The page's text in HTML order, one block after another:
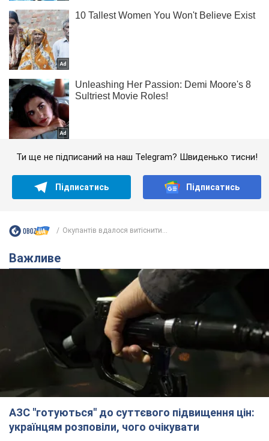
Ти ще не підписаний на наш Telegram? Швиденько тисни!
Підписатись Підписатись
Окупантів вдалося витіснити...
Важливе
АЗС "готуються" до суттєвого підвищення цін:
українцям розповіли, чого очікувати